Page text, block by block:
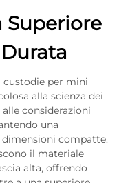
Superiore
per mini
alla scienza dei
considerazioni
una
compatte.
il materiale
alta, offrendo